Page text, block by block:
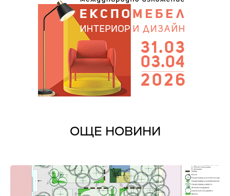
ОЩЕ НОВИНИ